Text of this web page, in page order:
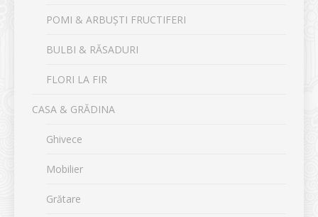
POMI & ARBUȘTI FRUCTIFERI
BULBI & RĂSADURI
FLORI LA FIR
CASA & GRĂDINA
Ghivece
Mobilier
Grătare